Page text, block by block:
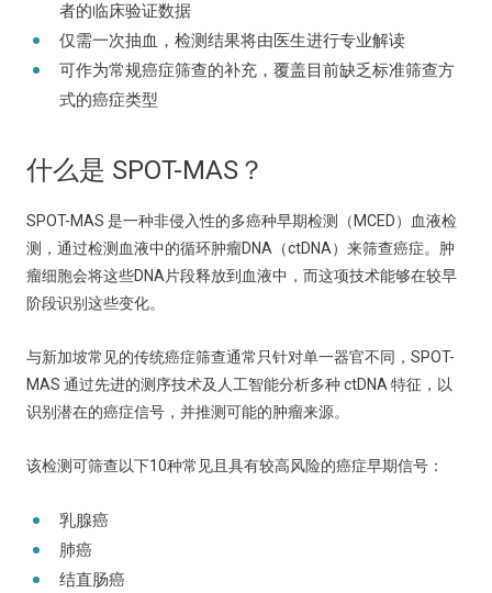
者的临床验证数据
仅需一次抽血，检测结果将由医生进行专业解读
可作为常规癌症筛查的补充，覆盖目前缺乏标准筛查方
式的癌症类型
什么是 SPOT-MAS？
SPOT-MAS 是一种非侵入性的多癌种早期检测（MCED）血液检
测，通过检测血液中的循环肿瘤DNA（ctDNA）来筛查癌症。肿
瘤细胞会将这些DNA片段释放到血液中，而这项技术能够在较早
阶段识别这些变化。
与新加坡常见的传统癌症筛查通常只针对单一器官不同，SPOT-
MAS 通过先进的测序技术及人工智能分析多种 ctDNA 特征，以
识别潜在的癌症信号，并推测可能的肿瘤来源。
该检测可筛查以下10种常见且具有较高风险的癌症早期信号：
乳腺癌
肺癌
结直肠癌